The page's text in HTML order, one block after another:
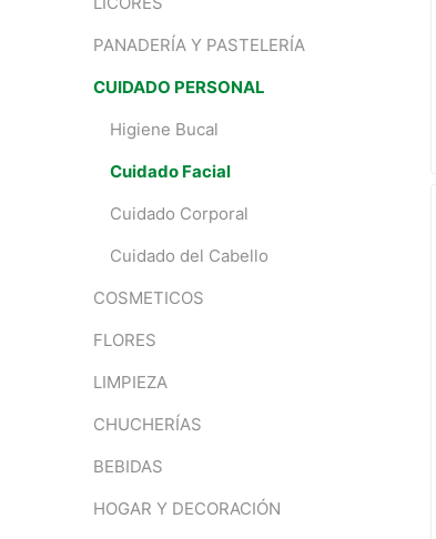
PANADERÍA Y PASTELERÍA
CUIDADO PERSONAL
Higiene Bucal
Cuidado Facial
Cuidado Corporal
Cuidado del Cabello
COSMETICOS
FLORES
LIMPIEZA
CHUCHERÍAS
BEBIDAS
HOGAR Y DECORACIÓN